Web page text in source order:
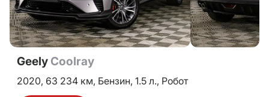
Geely Coolray
2020, 63 234 км, Бензин, 1.5 л., Робот